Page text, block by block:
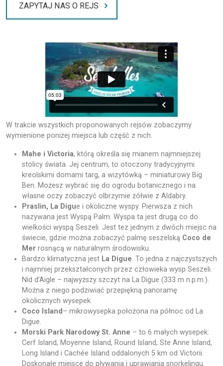
ZAPYTAJ NAS O REJS
W trakcie wszystkich proponowanych rejsów zobaczymy
wymienione poniżej miejsca lub część z nich.
Mahe i Victoria, którą określa się mianem najmniejszej
stolicy świata. Jej centrum, to otoczony tradycyjnymi
kreolskimi domami targ, a wizytówką – miniaturowy Big
Ben. Możesz wybrać się do ogrodu botanicznego i na
własne oczy zobaczyć olbrzymie żółwie z Aldabry.
Praslin, La Digue i okoliczne wyspy. Pierwsza z nich
nazywana jest Wyspą Palm. Wyspa ta jest drugą co do
wielkości wyspą Seszeli. Jest tez jednym z dwóch miejsc na
świecie, gdzie można zobaczyć palmę seszelską Coco de
Mer rosnącą w naturalnym środowisku.
Bardzo klimatyczna jest La Digue. To jedna z najczystszych
i najmniej przekształconych przez człowieka wysp Seszeli.
Nid d’Aigle – najwyższy szczyt na La Digue (333 m n.p.m.).
Można z niego podziwiać przepiękną panoramę
okolicznych wysepek.
Coco Island – mikrowysepka położona na północ od La
Digue.
Morski Park Narodowy St. Anne – to 6 małych wysepek:
Cerf Island, Moyenne Island, Round Island, Ste Anne Island,
Long Island i Cachée Island oddalonych 5 km od Victorii.
Doskonałe miejsce do pływania i uprawiania snorkelingu.